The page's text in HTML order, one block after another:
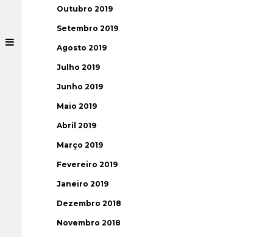
Outubro 2019
Setembro 2019
Agosto 2019
Julho 2019
Junho 2019
Maio 2019
Abril 2019
Março 2019
Fevereiro 2019
Janeiro 2019
Dezembro 2018
Novembro 2018